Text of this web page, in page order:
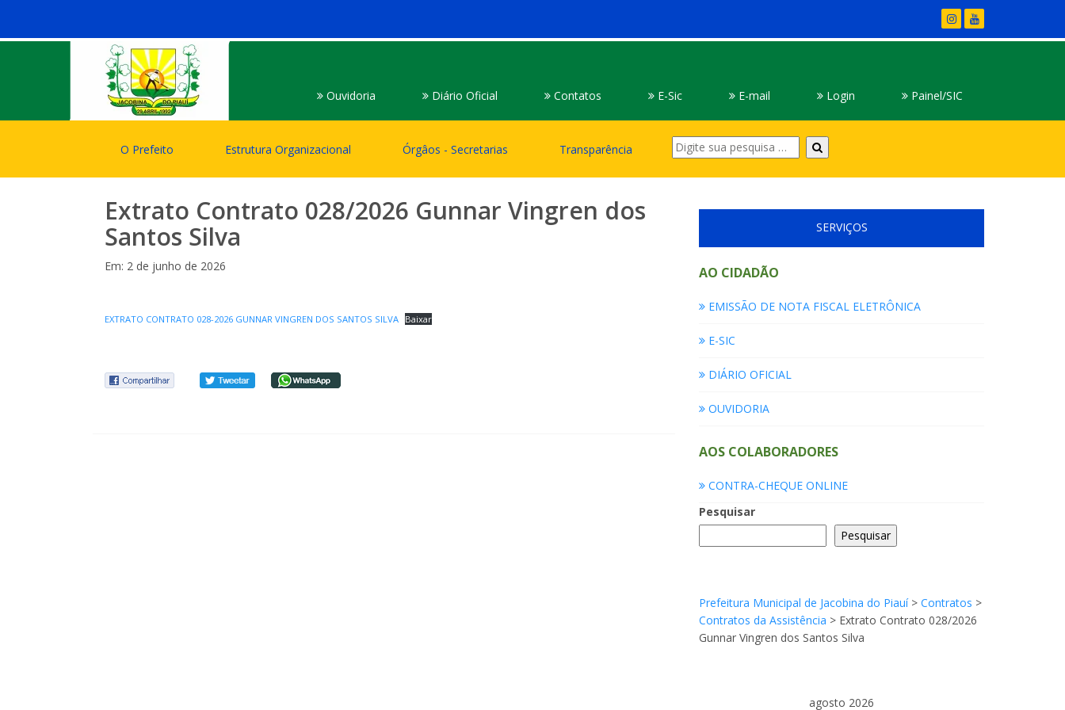
Ouvidoria Diário Oficial Contatos E-Sic E-mail Login Painel/SIC
O Prefeito Estrutura Organizacional Órgâos - Secretarias Transparência
Digite
sua
pesquisa
Extrato Contrato 028/2026 Gunnar Vingren dos
Santos Silva
Em: 2 de junho de 2026
EXTRATO CONTRATO 028-2026 GUNNAR VINGREN DOS SANTOS SILVA Baixar
SERVIÇOS
AO CIDADÃO
EMISSÃO DE NOTA FISCAL ELETRÔNICA
E-SIC
DIÁRIO OFICIAL
OUVIDORIA
AOS COLABORADORES
CONTRA-CHEQUE ONLINE
Pesquisar
Pesquisar
Prefeitura Municipal de Jacobina do Piauí> Contratos >
Contratos da Assistência > Extrato Contrato 028/2026
Gunnar Vingren dos Santos Silva
agosto 2026